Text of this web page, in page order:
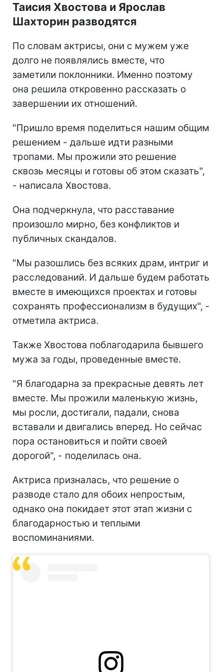
Таисия Хвостова и Ярослав
Шахторин разводятся
По словам актрисы, они с мужем уже
долго не появлялись вместе, что
заметили поклонники. Именно поэтому
она решила откровенно рассказать о
завершении их отношений.
"Пришло время поделиться нашим общим
решением - дальше идти разными
тропами. Мы прожили это решение
сквозь месяцы и готовы об этом сказать",
- написала Хвостова.
Она подчеркнула, что расставание
произошло мирно, без конфликтов и
публичных скандалов.
"Мы разошлись без всяких драм, интриг и
расследований. И дальше будем работать
вместе в имеющихся проектах и готовы
сохранять профессионализм в будущих", -
отметила актриса.
Также Хвостова поблагодарила бывшего
мужа за годы, проведенные вместе.
"Я благодарна за прекрасные девять лет
вместе. Мы прожили маленькую жизнь,
мы росли, достигали, падали, снова
вставали и двигались вперед. Но сейчас
пора остановиться и пойти своей
дорогой", - поделилась она.
Актриса призналась, что решение о
разводе стало для обоих непростым,
однако она покидает этот этап жизни с
благодарностью и теплыми
воспоминаниями.